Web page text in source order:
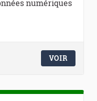
numériques
VOIR